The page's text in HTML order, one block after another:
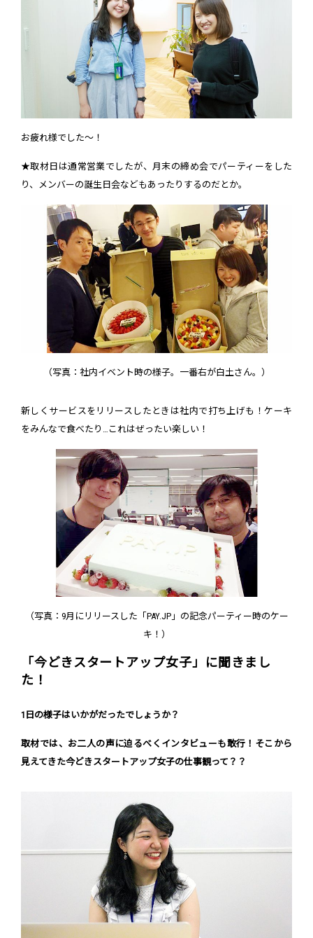
お疲れ様でした〜！
★取材日は通常営業でしたが、月末の締め会でパーティーをした
り、メンバーの誕生日会などもあったりするのだとか。
（写真：社内イベント時の様子。一番右が白土さん。）
新しくサービスをリリースしたときは社内で打ち上げも！ケーキ
をみんなで食べたり…これはぜったい楽しい！
（写真：9月にリリースした「PAY.JP」の記念パーティー時のケー
キ！）
「今どきスタートアップ女子」に聞きまし
た！
1日の様子はいかがだったでしょうか？
取材では、お二人の声に迫るべくインタビューも敢行！そこから
見えてきた今どきスタートアップ女子の仕事観って？？